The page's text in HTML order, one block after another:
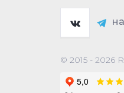
© 2015 - 2026